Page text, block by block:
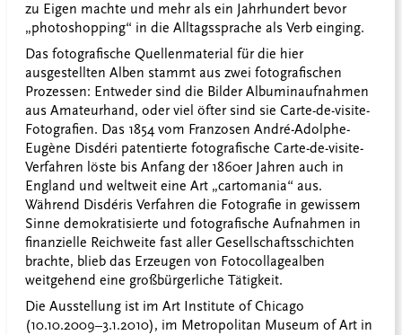
zu Eigen machte und mehr als ein Jahrhundert bevor
„photoshopping“ in die Alltagssprache als Verb einging.
Das fotografische Quellenmaterial für die hier
ausgestellten Alben stammt aus zwei fotografischen
Prozessen: Entweder sind die Bilder Albuminaufnahmen
aus Amateurhand, oder viel öfter sind sie Carte-de-visite-
Fotografien. Das 1854 vom Franzosen André-Adolphe-
Eugène Disdéri patentierte fotografische Carte-de-visite-
Verfahren löste bis Anfang der 1860er Jahren auch in
England und weltweit eine Art „cartomania“ aus.
Während Disdéris Verfahren die Fotografie in gewissem
Sinne demokratisierte und fotografische Aufnahmen in
finanzielle Reichweite fast aller Gesellschaftsschichten
brachte, blieb das Erzeugen von Fotocollagealben
weitgehend eine großbürgerliche Tätigkeit.
Die Ausstellung ist im Art Institute of Chicago
(10.10.2009–3.1.2010), im Metropolitan Museum of Art in